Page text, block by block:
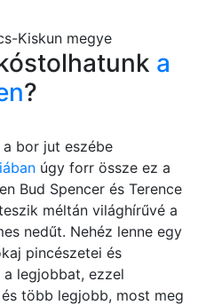
Kiskun megye
a
?
bor jut eszébe
úgy forr össze ez a
Bud Spencer és Terence
méltán világhírűvé a
nedűt. Nehéz lenne egy
pincészetei és
legjobbat, ezzel
több legjobb, most meg